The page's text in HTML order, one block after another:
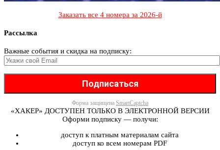
Заказать все 4 номера за 2026-й
Рассылка
Важные события и скидка на подписку:
Форма защищена SmartCaptcha
«ХАКЕР» ДОСТУПЕН ТОЛЬКО В ЭЛЕКТРОННОЙ ВЕРСИИ
Оформи подписку — получи:
доступ к платным материалам сайта
доступ ко всем номерам PDF